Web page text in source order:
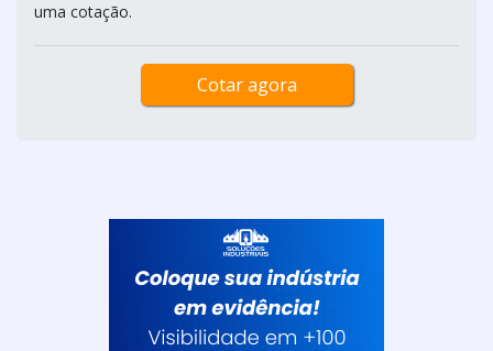
uma cotação.
Cotar agora